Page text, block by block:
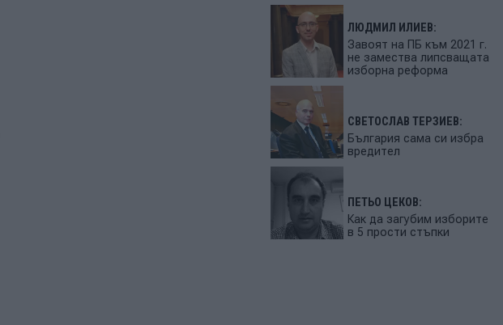
ЛЮДМИЛ ИЛИЕВ:
Завоят на ПБ към 2021 г.
не замества липсващата
изборна реформа
СВЕТОСЛАВ ТЕРЗИЕВ:
България сама си избра
вредител
ПЕТЬО ЦЕКОВ:
Как да загубим изборите
в 5 прости стъпки